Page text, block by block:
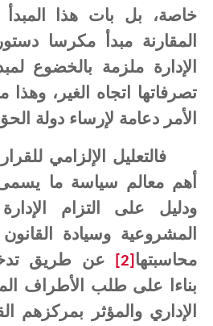
خاصة، بل بات هذا
المقارنة مبدأ مكرسا
الإدارة ملزمة بالخضوع
تصرفاتها اتجاه الغير،
الأمر دعامة لإرساء دولة
فالتعليل الإلزامي
أهم معالم سياسة ما يسمى
ودليل على التزام
المشروعية وسيادة
محاسبتها [2]
عن طريق
بناءا على طلب الأطراف
الإداري والمؤثر بمركزهم